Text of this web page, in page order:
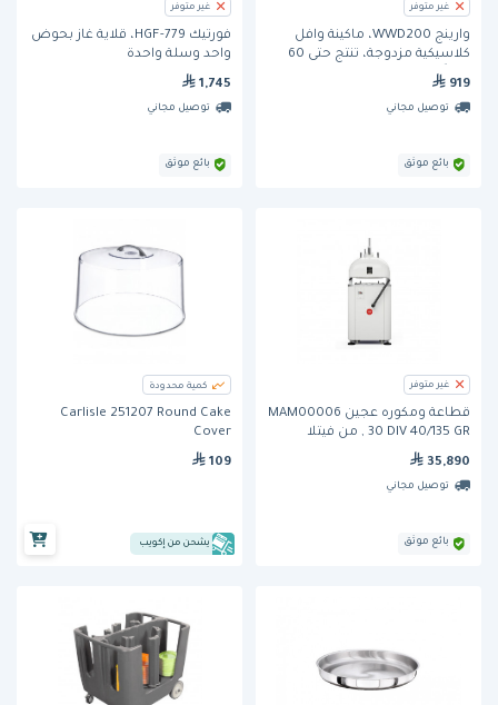
غير متوفر
وارينج WWD200، ماكينة وافل
كلاسيكية مزدوجة، تنتج حتى 60
وافلاً في الساعة
919
توصيل مجاني
بائع موثق
غير متوفر
فورتيك HGF-779، قلاية غاز بحوض
واحد وسلة واحدة
1,745
توصيل مجاني
بائع موثق
غير متوفر
قطاعة ومكوره عجين MAM00006
, 30 DIV 40/135 GR من فيتلا
35,890
توصيل مجاني
بائع موثق
كمية محدودة
Carlisle 251207 Round Cake
Cover
109
يشحن من إكويب